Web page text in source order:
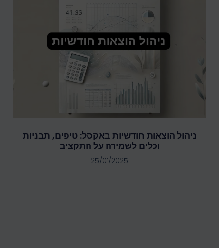
ניהול הוצאות חודשיות באקסל: טיפים, תבניות
וכלים לשמירה על התקציב
25/01/2025